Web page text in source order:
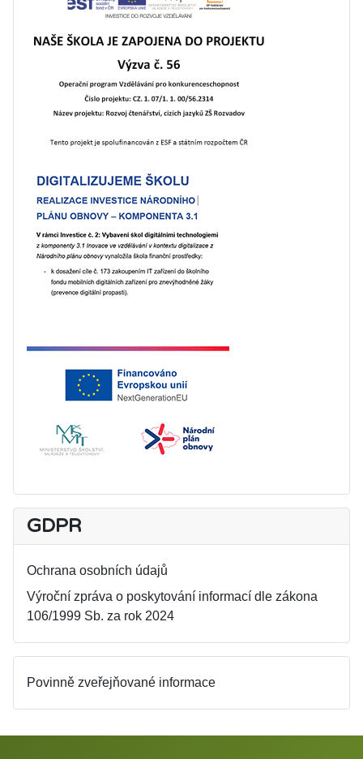
GDPR
Ochrana osobních údajů
Výroční zpráva o poskytování informací dle zákona
106/1999 Sb. za rok 2024
Povinně zveřejňované informace